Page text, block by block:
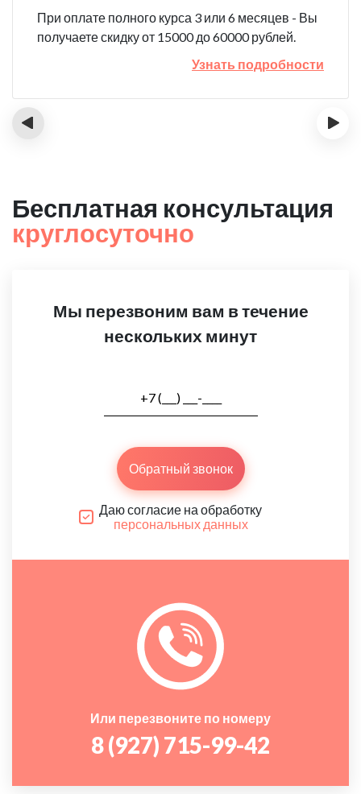
При оплате полного курса 3 или 6 месяцев - Вы
получаете скидку от 15000 до 60000 рублей.
Узнать подробности
‹ ›
Бесплатная консультация
круглосуточно
Мы перезвоним вам в течение
нескольких минут
Обратный звонок
Даю согласие на обработку
персональных данных
Или перезвоните по номеру
8 (927) 715-99-42